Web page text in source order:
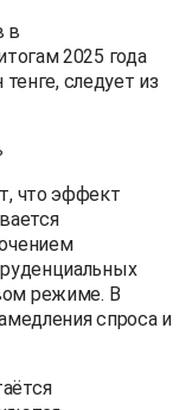
в
2025 года
следует из
что эффект
режиме. В
спроса и